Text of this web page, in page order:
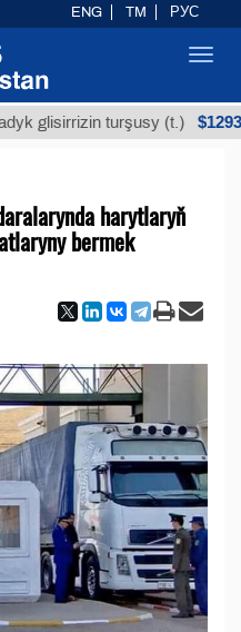
turşusy (t.) $12935,18
harytlaryň
bermek
ENG TM РУС